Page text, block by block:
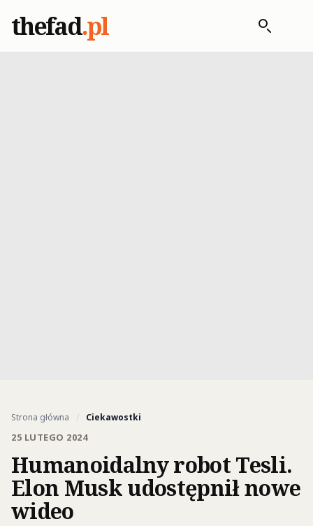
thefad.pl
Strona główna / Ciekawostki
25 LUTEGO 2024
Humanoidalny robot Tesli.
Elon Musk udostępnił nowe
wideo